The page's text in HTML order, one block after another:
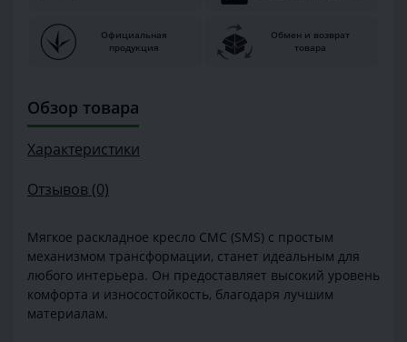
Официальная
продукция
Обмен и возврат
товара
Обзор товара
Характеристики
Отзывов (0)
Мягкое раскладное кресло СМС (SMS) с простым
механизмом трансформации, станет идеальным для
любого интерьера. Он предоставляет высокий уровень
комфорта и износостойкость, благодаря лучшим
материалам.